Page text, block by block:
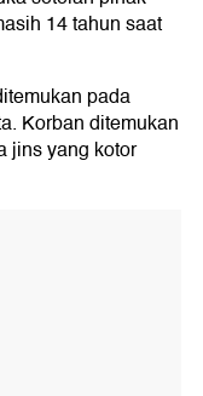
14 tahun saat
pada
Korban ditemukan
jins yang kotor